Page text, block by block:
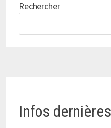
Rechercher
Infos dernières